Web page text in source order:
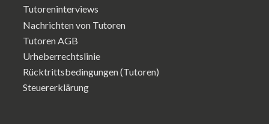
Tutoreninterviews
Nachrichten von Tutoren
Tutoren AGB
Urheberrechtslinie
Rücktrittsbedingungen (Tutoren)
Steuererklärung